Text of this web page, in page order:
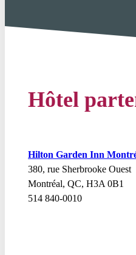
Hôtel
Hilton Garden Inn
380, rue Sherbrooke Ouest
Montréal, QC, H3A 0B1
514 840-0010